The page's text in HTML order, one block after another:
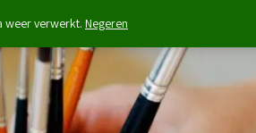
weer verwerkt. Negeren